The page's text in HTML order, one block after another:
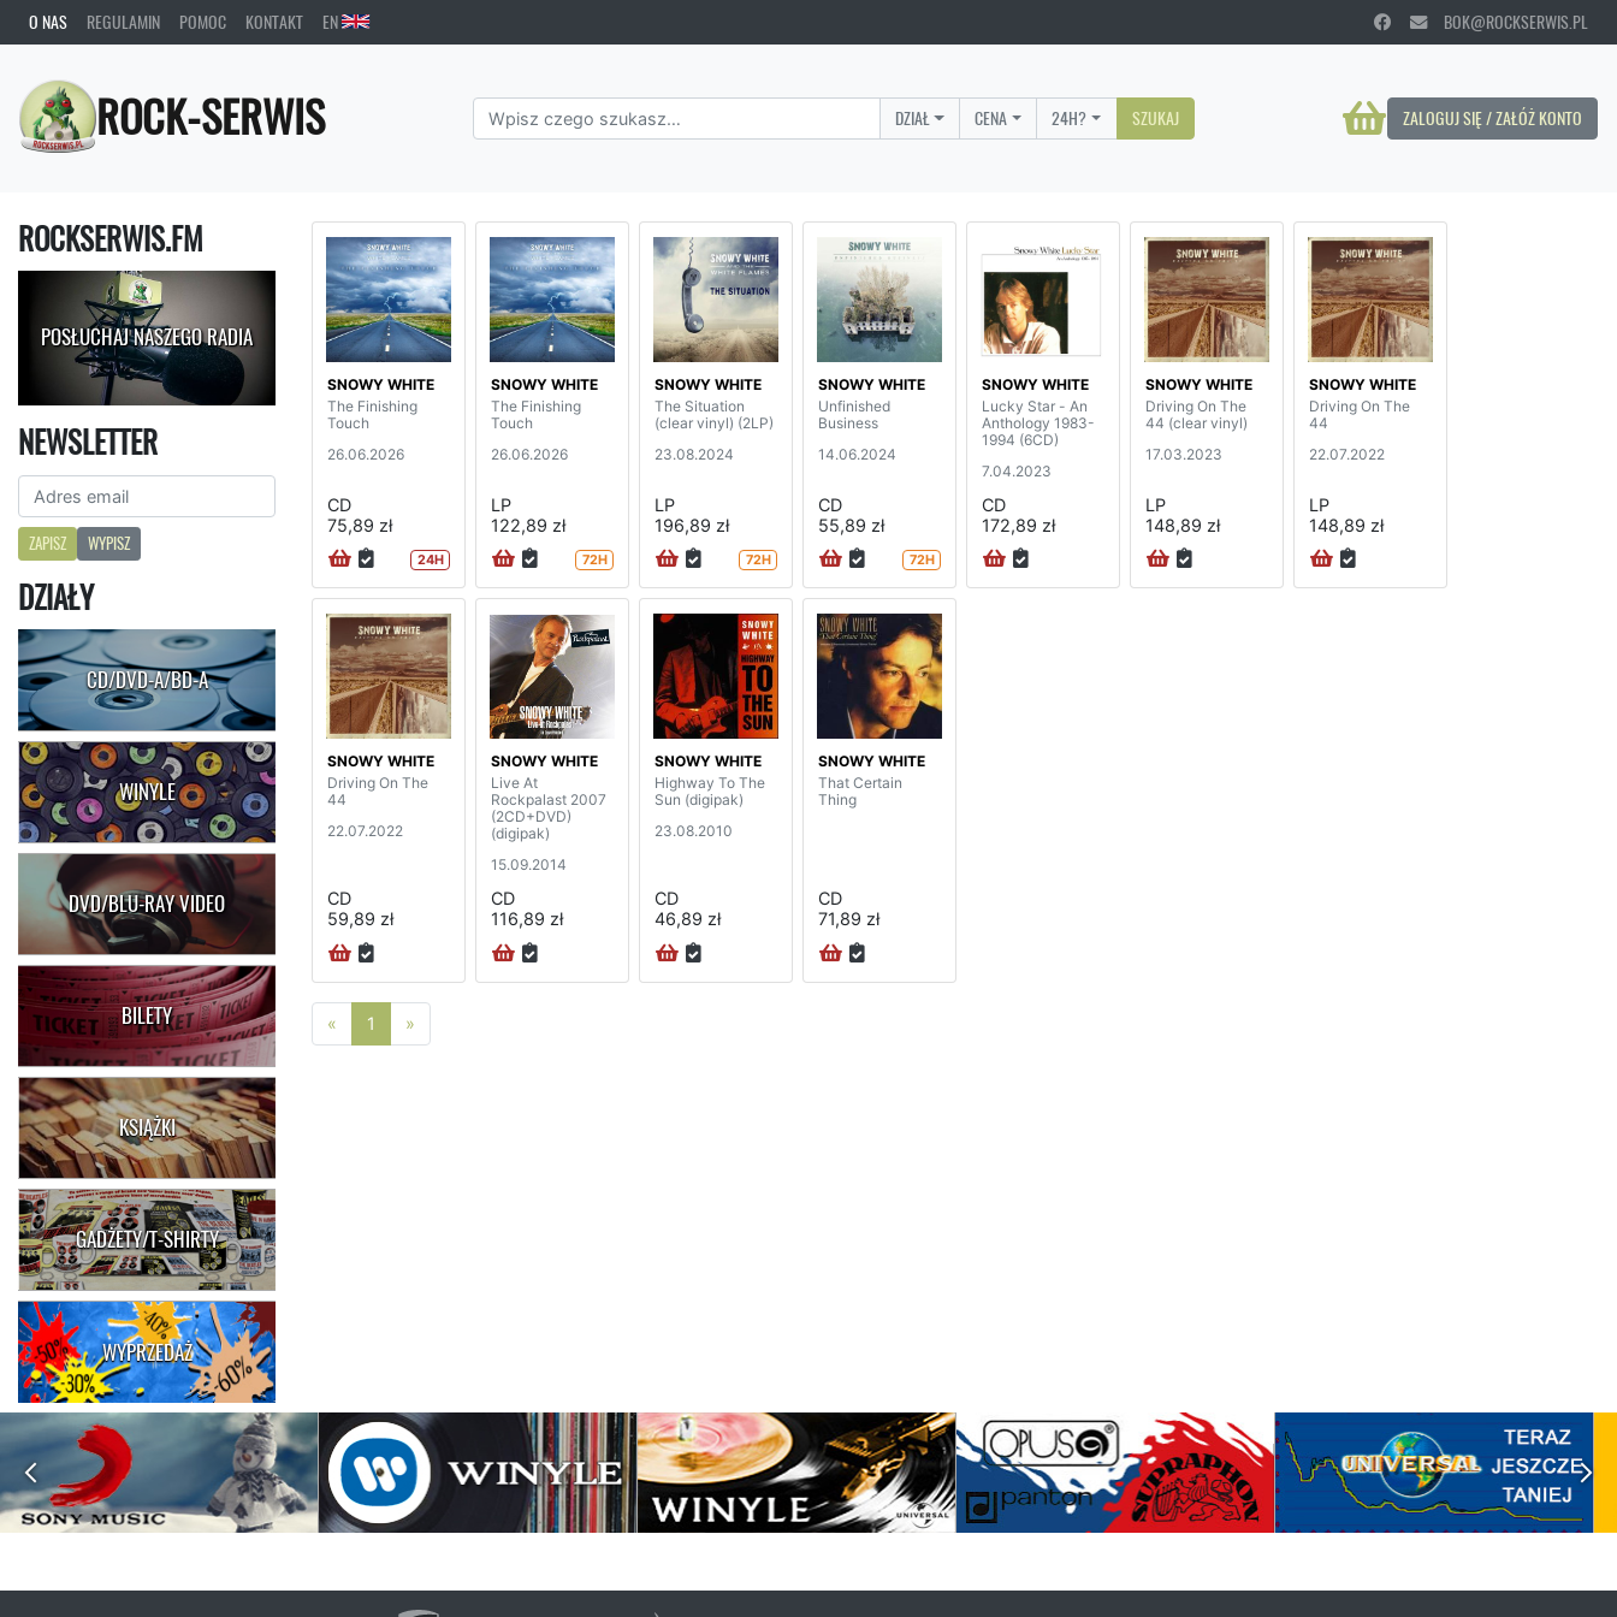
O NAS REGULAMIN POMOC KONTAKT EN BOK@ROCKSERWIS.PL
ROCK-SERWIS ZALOGUJ SIĘ / ZAŁÓŻ KONTO
DZIAŁ CENA 24H? SZUKAJ
ROCKSERWIS.FM
POSŁUCHAJ NASZEGO RADIA
NEWSLETTER
ZAPISZ WYPISZ
DZIAŁY
CD/DVD-A/BD-A
WINYLE
DVD/BLU-RAY VIDEO
BILETY
KSIĄŻKI
GADŻETY/T-SHIRTY
WYPRZEDAŻ
SNOWY WHITE
The Finishing
Touch
26.06.2026
CD
75,89 zł
24H
SNOWY WHITE
The Finishing
Touch
26.06.2026
LP
122,89 zł
72H
SNOWY WHITE
The Situation
(clear vinyl) (2LP)
23.08.2024
LP
196,89 zł
72H
SNOWY WHITE
Unfinished
Business
14.06.2024
CD
55,89 zł
72H
SNOWY WHITE
Lucky Star - An
Anthology 1983-
1994 (6CD)
7.04.2023
CD
172,89 zł
SNOWY WHITE
Driving On The
44 (clear vinyl)
17.03.2023
LP
148,89 zł
SNOWY WHITE
Driving On The
44
22.07.2022
LP
148,89 zł
SNOWY WHITE
Driving On The
44
22.07.2022
CD
59,89 zł
SNOWY WHITE
Live At
Rockpalast 2007
(2CD+DVD)
(digipak)
15.09.2014
CD
116,89 zł
SNOWY WHITE
Highway To The
Sun (digipak)
23.08.2010
CD
46,89 zł
SNOWY WHITE
That Certain
Thing
CD
71,89 zł
« Poprzednia strona
1 »